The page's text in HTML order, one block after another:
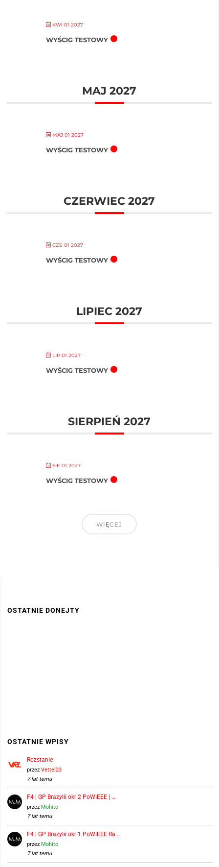
KWI 01 2027
WYŚCIG TESTOWY
MAJ 2027
MAJ 01 2027
WYŚCIG TESTOWY
CZERWIEC 2027
CZE 01 2027
WYŚCIG TESTOWY
LIPIEC 2027
LIP 01 2027
WYŚCIG TESTOWY
SIERPIEŃ 2027
SIE 01 2027
WYŚCIG TESTOWY
WIĘCEJ
OSTATNIE DONEJTY
OSTATNIE WPISY
Rozstanie
przez Vettel23
7 lat temu
F4 | GP Brazylii okr 2 PoWiEEE | …
przez Mohito
7 lat temu
F4 | GP Brazylii okr 1 PoWiEEE Ra …
przez Mohito
7 lat temu